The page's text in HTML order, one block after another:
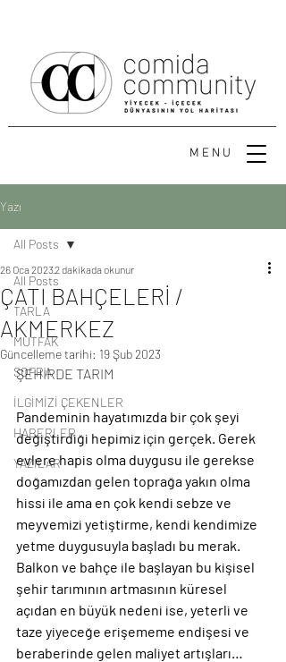
MENU
Yazı
All Posts
TARLA
MUTFAK
SOFRA
İLGİMİZİ ÇEKENLER
HABERLER
YAZILAR
All Posts
ÇATI BAHÇELERİ /
AKMERKEZ
26 Oca 20232 dakikada okunur
Güncelleme tarihi: 19 Şub 2023
ŞEHİRDE TARIM
Pandeminin hayatımızda bir çok şeyi
değiştirdiği hepimiz için gerçek. Gerek
evlere hapis olma duygusu ile gerekse
doğamızdan gelen toprağa yakın olma
hissi ile ama en çok kendi sebze ve
meyvemizi yetiştirme, kendi kendimize
yetme duygusuyla başladı bu merak.
Balkon ve bahçe ile başlayan bu kişisel
şehir tarımının artmasının küresel
açıdan en büyük nedeni ise, yeterli ve
taze yiyeceğe erişememe endişesi ve
beraberinde gelen maliyet artışları…